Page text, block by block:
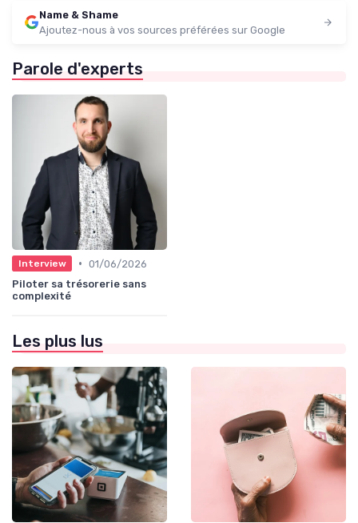
Name & Shame
Ajoutez-nous à vos sources préférées sur Google
Parole d'experts
Interview • 01/06/2026
Piloter sa trésorerie sans
complexité
Les plus lus